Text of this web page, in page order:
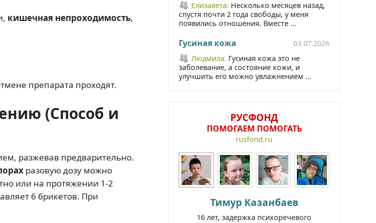
кишечная непроходимость,
препарата проходят.
(Способ и
разжевав предварительно.
разовую дозу можно
или на протяжении 1-2
6 брикетов. При
Елизавета: Несколько месяцев назад,
спустя почти 2 года свободы, у меня
появились отношения. Вместе ...
Гусиная кожа
03.07.2026
Людмила: Гусиная кожа это не
заболевание, а состояние кожи, и
улучшить его можно увлажнением ...
РУСФОНД
ПОМОГАЕМ ПОМОГАТЬ
rusfond.ru
Тимур Казанбаев
16 лет, задержка психоречевого